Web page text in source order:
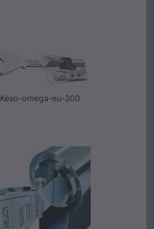
Keso-omega-eu-300